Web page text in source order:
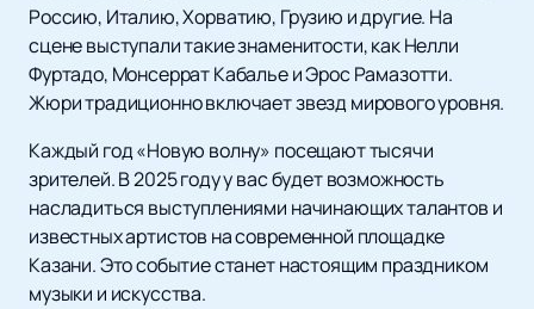
Россию, Италию, Хорватию, Грузию и другие. На
сцене выступали такие знаменитости, как Нелли
Фуртадо, Монсеррат Кабалье и Эрос Рамазотти.
Жюри традиционно включает звезд мирового уровня.
Каждый год «Новую волну» посещают тысячи
зрителей. В 2025 году у вас будет возможность
насладиться выступлениями начинающих талантов и
известных артистов на современной площадке
Казани. Это событие станет настоящим праздником
музыки и искусства.